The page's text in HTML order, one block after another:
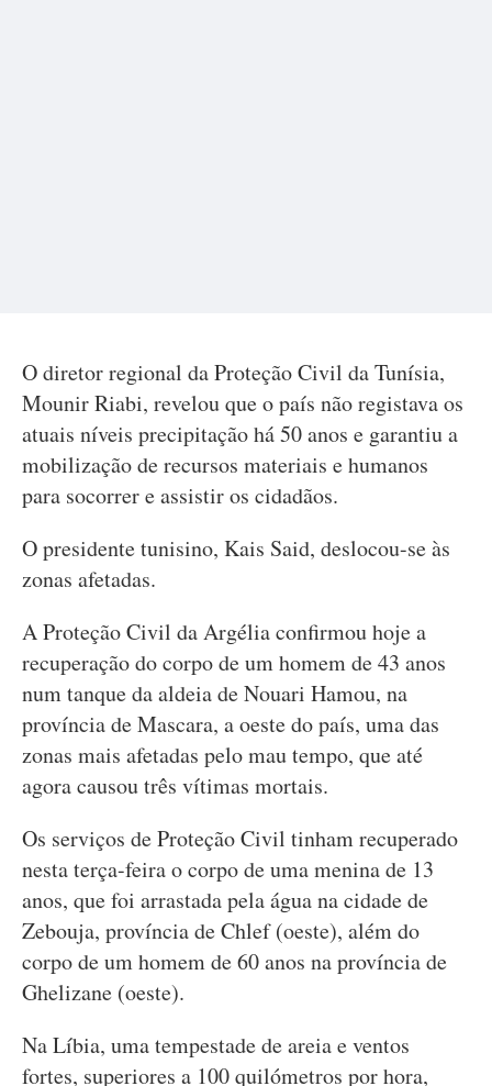
O diretor regional da Proteção Civil da Tunísia,
Mounir Riabi, revelou que o país não registava os
atuais níveis precipitação há 50 anos e garantiu a
mobilização de recursos materiais e humanos
para socorrer e assistir os cidadãos.
O presidente tunisino, Kais Said, deslocou-se às
zonas afetadas.
A Proteção Civil da Argélia confirmou hoje a
recuperação do corpo de um homem de 43 anos
num tanque da aldeia de Nouari Hamou, na
província de Mascara, a oeste do país, uma das
zonas mais afetadas pelo mau tempo, que até
agora causou três vítimas mortais.
Os serviços de Proteção Civil tinham recuperado
nesta terça-feira o corpo de uma menina de 13
anos, que foi arrastada pela água na cidade de
Zebouja, província de Chlef (oeste), além do
corpo de um homem de 60 anos na província de
Ghelizane (oeste).
Na Líbia, uma tempestade de areia e ventos
fortes, superiores a 100 quilómetros por hora,